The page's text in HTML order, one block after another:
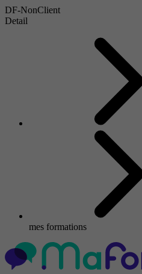
DF-NonClient
Detail
mes formations